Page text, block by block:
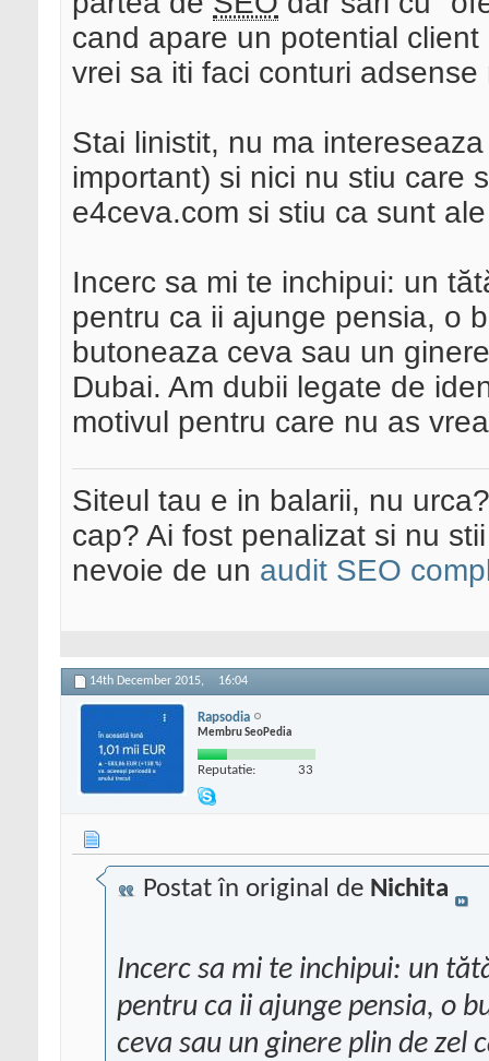
cand apare un potential
vrei sa iti faci conturi
Stai linistit, nu ma
important) si nici nu stiu care
e4ceva.com si stiu ca sunt
Incerc sa mi te inchipui: un
pentru ca ii ajunge pensia, o
butoneaza ceva sau un
Dubai. Am dubii legate de
motivul pentru care nu as
Siteul tau e in balarii, nu
cap? Ai fost penalizat si nu
nevoie de un audit SEO
14th December 2015, 16:04
Rapsodia
Membru SeoPedia
Reputatie: 33
Postat în original de Nichita
Incerc sa mi te inchipui: un
pentru ca ii ajunge pensia, o
ceva sau un ginere plin de zel